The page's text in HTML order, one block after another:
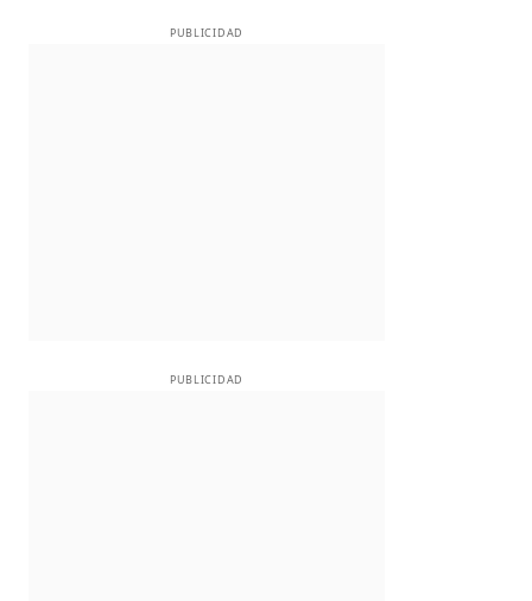
PUBLICIDAD
PUBLICIDAD